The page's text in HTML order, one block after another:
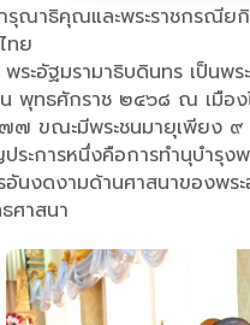
ณาธิคุณและพระราชกรณีย
ทย
ะอัฐมรามาธิบดินทร เป็นพ
ทธศักราช ๒๔๖๘ ณ เมืองไ
ขณะมีพระชนมายุเพียง ๙
ะการหนึ่งคือการทำนุบำรุง
งดงามด้านศาสนาของพร
ศาสนา